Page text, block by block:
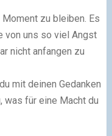
zu bleiben. Es
von uns so viel Angst
nicht anfangen zu
mit deinen Gedanken
was für eine Macht du